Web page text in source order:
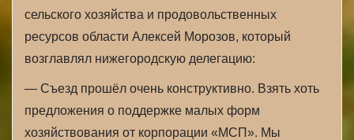
сельского хозяйства и продовольственных
ресурсов области Алексей Морозов, который
возглавлял нижегородскую делегацию:
— Съезд прошёл очень конструктивно. Взять хоть
предложения о поддержке малых форм
хозяйствования от корпорации «МСП». Мы